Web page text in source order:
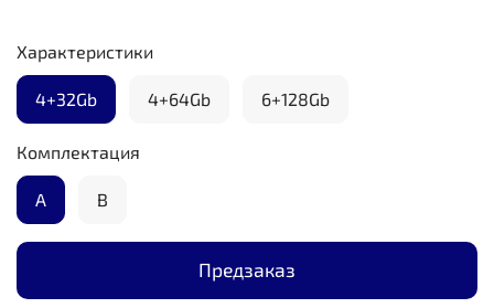
Предзаказ
Характеристики
4+32Gb 4+64Gb 6+128Gb
Комплектация
А B